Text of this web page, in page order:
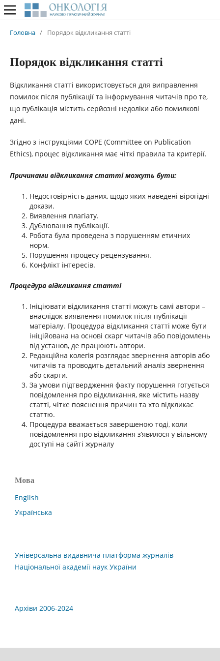
Головна / Порядок відкликання статті
Порядок відкликання статті
Відкликання статті використовується для виправлення
помилок після публікації та інформування читачів про те,
що публікація містить серйозні недоліки або помилкові
дані.
Згідно з інструкціями COPE (Committee on Publication
Ethics), процес відкликання має чіткі правила та критерії.
Причинами відкликання статті можуть бути:
Недостовірність даних, щодо яких наведені вірогідні
докази.
Виявлення плагіату.
Дублювання публікації.
Робота була проведена з порушенням етичних
норм.
Порушення процесу рецензування.
Конфлікт інтересів.
Процедура відкликання статті
Ініціювати відкликання статті можуть самі автори –
внаслідок виявлення помилок після публікації
матеріалу. Процедура відкликання статті може бути
ініційована на основі скарг читачів або повідомлень
від установ, де працюють автори.
Редакційна колегія розглядає звернення авторів або
читачів та проводить детальний аналіз звернення
або скарги.
За умови підтвердження факту порушення готується
повідомлення про відкликання, яке містить назву
статті, чітке пояснення причин та хто відкликає
статтю.
Процедура вважається завершеною тоді, коли
повідомлення про відкликання з’явилося у вільному
доступі на сайті журналу
Мова
English
Українська
Універсальна видавнича платформа журналів
Національної академії наук України
Архіви 2006-2024